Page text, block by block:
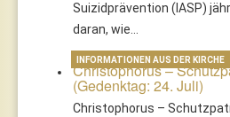
Suizidprävention (IASP)
daran, wie…
Christophorus –
(Gedenktag: 24. Juli)
Christophorus –
INFORMATIONEN AUS DER KIRCHE